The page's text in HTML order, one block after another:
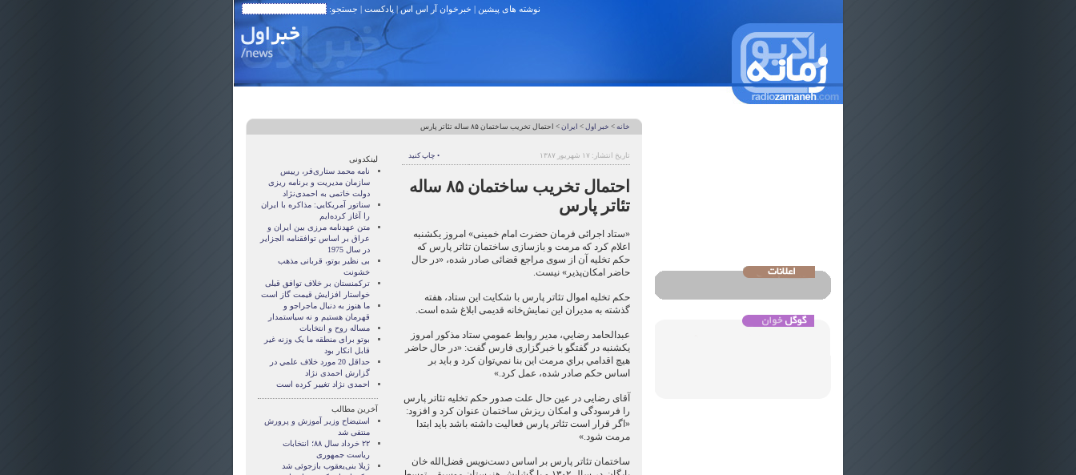
نوشته های پیشین | خبرخوان آر اس اس| پادکست | جستجو:
خانه > خبر اول > ایران > احتمال تخریب ساختمان ۸۵ ساله تئاتر پارس
تاریخ انتشار: ۱۷ شهریور ۱۳۸۷ • چاپ کنید
احتمال تخریب ساختمان ۸۵ ساله
تئاتر پارس
«ستاد اجرائی فرمان حضرت امام خمینی» امروز یکشنبه
اعلام کرد که مرمت و بازسازی ساختمان تئاتر پارس که
حکم تخلیه آن از سوی مراجع قضائی صادر شده، «در حال
حاضر امکان‌پذیر» نیست.
حکم تخلیه اموال تئاتر پارس با شکایت این ستاد، هفته
گذشته به مدیران این نمایش‌خانه قدیمی ابلاغ شده است.
عبدالحامد رضايي، مدير روابط عمومي ستاد مذکور امروز
یکشنبه در گفتگو با خبرگزاری فارس گفت: «در حال حاضر
هيچ اقدامي براي مرمت اين بنا نمي‌توان كرد و بايد بر
اساس حكم صادر شده، عمل كرد.»
آقای رضایی در عین حال علت صدور حکم تخلیه تئاتر پارس
را فرسودگی و امکان ریزش ساختمان عنوان کرد و افزود:
«اگر قرار است تئاتر پارس فعاليت داشته باشد بايد ابتدا
مرمت شود.»
ساختمان تئاتر پارس بر اساس دست‌نويس فضل‌الله‌ خان
لینکدونی
نامه محمد ستاری‌فر، رییس
سازمان مدیریت و برنامه ریزی
دولت خاتمی به احمدی‌نژاد
سناتور آمريکايي: مذاکره با ايران
را آغاز کرده‌ايم
متن عهدنامه مرزى بين ايران و
عراق بر اساس توافقنامه الجزاير
در سال 1975
بی نظیر بوتو، قربانی مذهب
خشونت
ترکمنستان بر خلاف توافق قبلی
خواستار افزایش قیمت گاز است
ما هنوز به دنبال ماجراجو و
قهرمان هستيم و نه سياستمدار
مساله روح و انتخابات
بوتو برای منطقه ما یک وزنه غیر
قابل انکار بود
حداقل 20 مورد خلاف علمي در
گزارش احمدی نژاد
احمدی نژاد تغییر کرده است
آخرین مطالب
استیضاح وزیر آموزش و پرورش
منتفی شد
۲۲ خرداد سال ۸۸؛ انتخابات
ریاست جمهوری
ژیلا بنی‌یعقوب بازجوئی شد